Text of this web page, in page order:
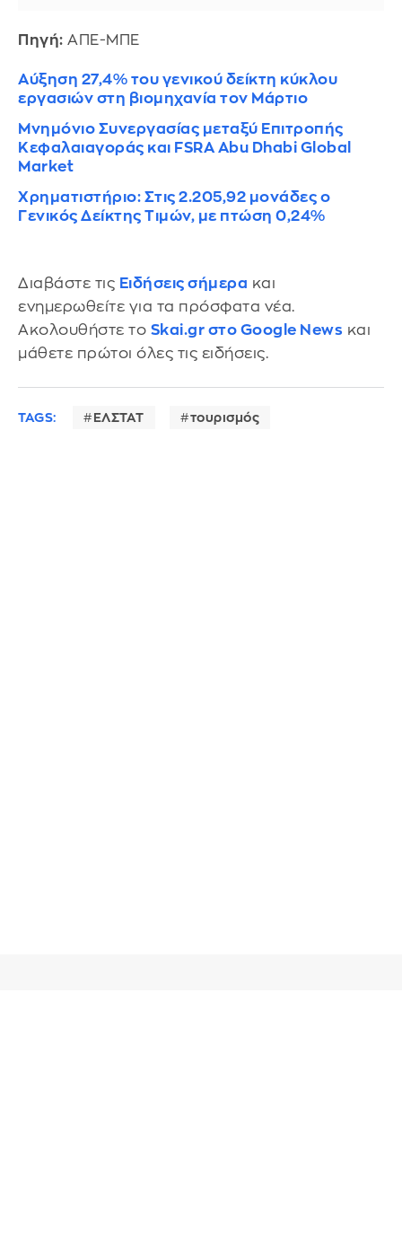
Πηγή: ΑΠΕ-ΜΠΕ
Αύξηση 27,4% του γενικού δείκτη κύκλου
εργασιών στη βιομηχανία τον Μάρτιο
Μνημόνιο Συνεργασίας μεταξύ Επιτροπής
Κεφαλαιαγοράς και FSRA Abu Dhabi Global
Market
Χρηματιστήριο: Στις 2.205,92 μονάδες ο
Γενικός Δείκτης Τιμών, με πτώση 0,24%
Διαβάστε τις Ειδήσεις σήμερα και
ενημερωθείτε για τα πρόσφατα νέα.
Ακολουθήστε το Skai.gr στο Google News και
μάθετε πρώτοι όλες τις ειδήσεις.
TAGS: ΕΛΣΤΑΤ τουρισμός